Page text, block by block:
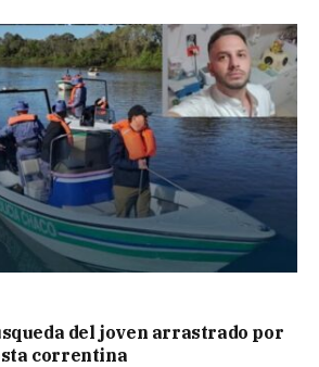
del joven arrastrado por
correntina